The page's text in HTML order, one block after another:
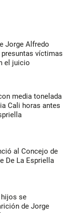
Jorge Alfredo
víctimas
el juicio
media tonelada
Cali horas antes
al Concejo de
De La Espriella
hijos se
de Jorge